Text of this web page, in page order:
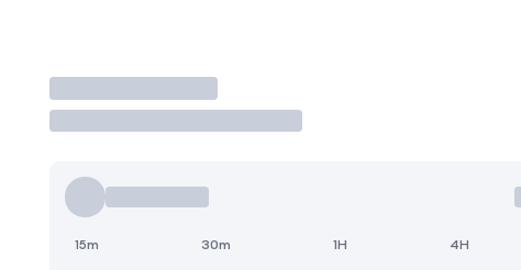
Operar
15m 30m 1H 4H